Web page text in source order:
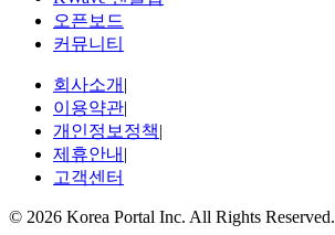
오픈보드
커뮤니티
회사소개 |
이용약관|
개인정보정책|
제휴안내 |
고객센터
© 2026 Korea Portal Inc. All Rights Reserved.